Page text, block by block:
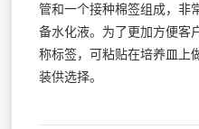
管和一个接种棉签组成，非
备水化液。为了更加方便客
称标签，可粘贴在培养皿上
装供选择。